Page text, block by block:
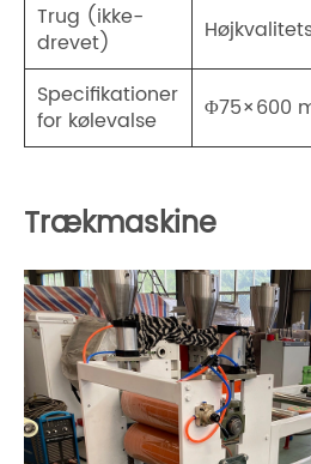
Trug (ikke-
drevet)
Specifikationer
for kølevalse
Φ75×600
Trækmaskine